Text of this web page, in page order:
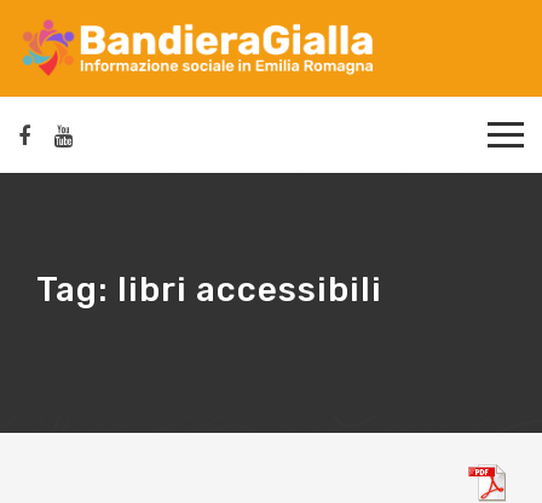
Tag: libri accessibili